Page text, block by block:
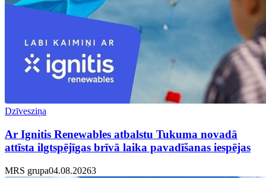
Dzīvesziņa
Ar Ignitis Renewables atbalstu Tukuma novadā
attīsta ilgtspējīgas brīvā laika pavadīšanas iespējas
MRS grupa04.08.20263